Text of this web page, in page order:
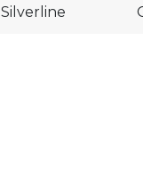
Silverline